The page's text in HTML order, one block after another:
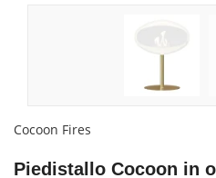
Cocoon Fires
Piedistallo Cocoon in